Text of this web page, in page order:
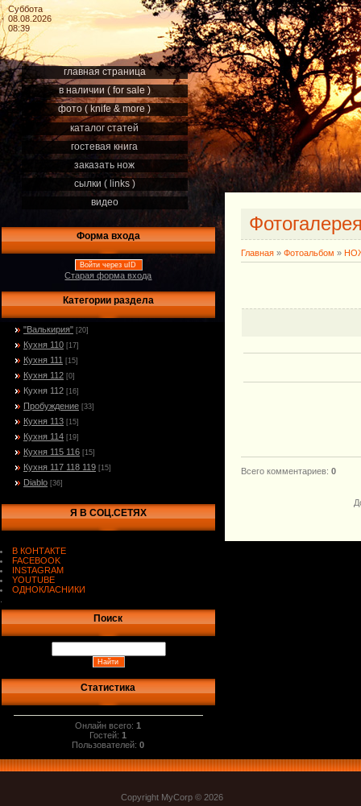
Суббота
08.08.2026
08:39
главная страница
в наличии ( for sale )
фото ( knife & more )
каталог статей
гостевая книга
заказать нож
сылки ( links )
видео
Форма входа
Войти через uID
Старая форма входа
Категории раздела
"Валькирия" [20]
Кухня 110 [17]
Кухня 111 [15]
Кухня 112 [0]
Кухня 112 [16]
Пробуждение [33]
Кухня 113 [15]
Кухня 114 [19]
Кухня 115 116 [15]
Кухня 117 118 119 [15]
Diablo [36]
Я В СОЦ.СЕТЯХ
В КОНТАКТЕ
FACEBOOK
INSTAGRAM
YOUTUBE
ОДНОКЛАСНИКИ
Поиск
Статистика
Онлайн всего:1
Гостей:1
Пользователей:0
Главная » Фотоальбом »
Всего комментариев: 0
Copyright MyCorp © 2026